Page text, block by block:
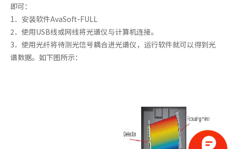
即可：
1．安装软件AvaSoft-FULL
2．使用USB线或网线将光谱仪与计算机连接。
3．使用光纤将待测光信号耦合进光谱仪，运行软件就可以得到光
谱数据。如下图所示：